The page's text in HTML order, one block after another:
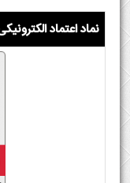
نماد اعتماد